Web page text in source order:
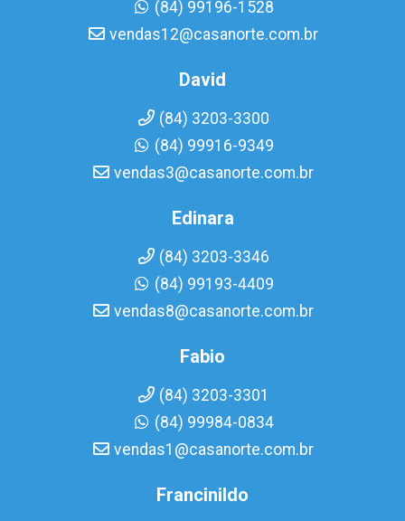
(84) 99196-1528
vendas12@casanorte.com.br
David
(84) 3203-3300
(84) 99916-9349
vendas3@casanorte.com.br
Edinara
(84) 3203-3346
(84) 99193-4409
vendas8@casanorte.com.br
Fabio
(84) 3203-3301
(84) 99984-0834
vendas1@casanorte.com.br
Francinildo